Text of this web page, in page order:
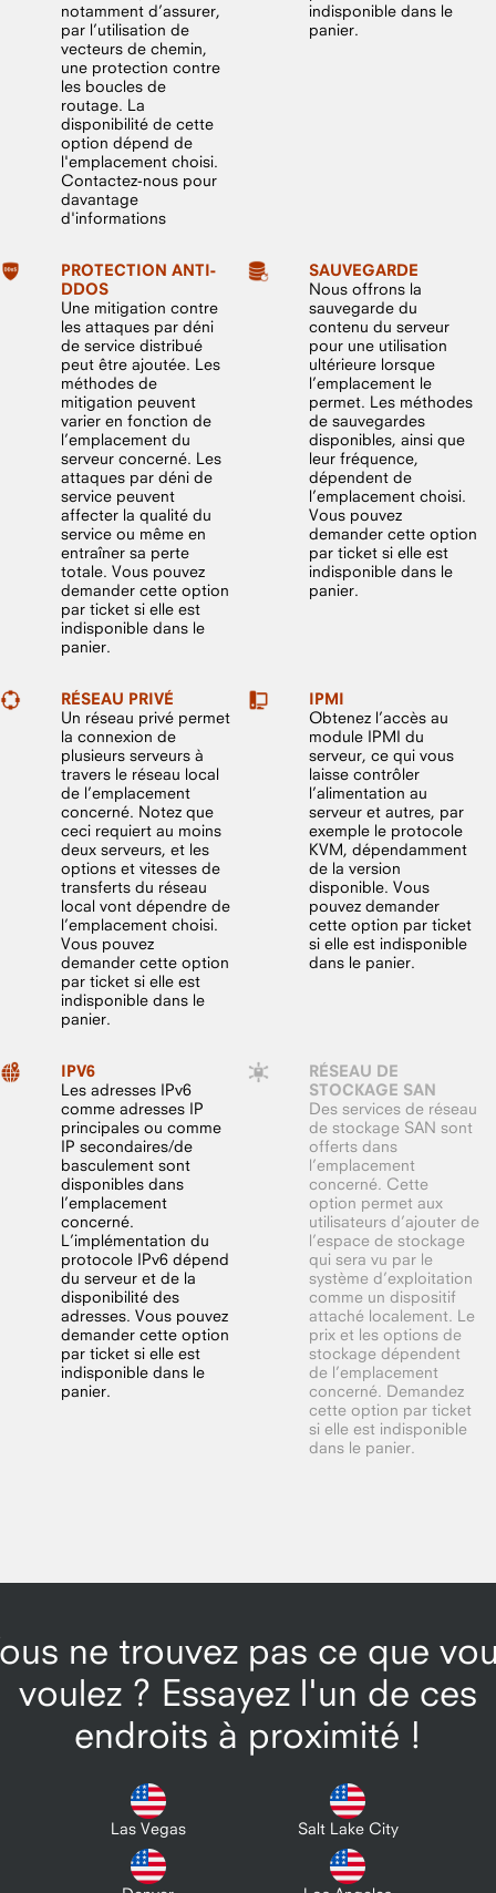
notamment d’assurer,
par l’utilisation de
vecteurs de chemin,
une protection contre
les boucles de
routage. La
disponibilité de cette
option dépend de
l'emplacement choisi.
Contactez-nous pour
davantage
d'informations
indisponible dans le
panier.
PROTECTION ANTI-
DDOS
Une mitigation contre
les attaques par déni
de service distribué
peut être ajoutée. Les
méthodes de
mitigation peuvent
varier en fonction de
l’emplacement du
serveur concerné. Les
attaques par déni de
service peuvent
affecter la qualité du
service ou même en
entraîner sa perte
totale. Vous pouvez
demander cette option
par ticket si elle est
indisponible dans le
panier.
SAUVEGARDE
Nous offrons la
sauvegarde du
contenu du serveur
pour une utilisation
ultérieure lorsque
l’emplacement le
permet. Les méthodes
de sauvegardes
disponibles, ainsi que
leur fréquence,
dépendent de
l’emplacement choisi.
Vous pouvez
demander cette option
par ticket si elle est
indisponible dans le
panier.
RÉSEAU PRIVÉ
Un réseau privé permet
la connexion de
plusieurs serveurs à
travers le réseau local
de l’emplacement
concerné. Notez que
ceci requiert au moins
deux serveurs, et les
options et vitesses de
transferts du réseau
local vont dépendre de
l’emplacement choisi.
Vous pouvez
demander cette option
par ticket si elle est
indisponible dans le
panier.
IPMI
Obtenez l’accès au
module IPMI du
serveur, ce qui vous
laisse contrôler
l’alimentation au
serveur et autres, par
exemple le protocole
KVM, dépendamment
de la version
disponible. Vous
pouvez demander
cette option par ticket
si elle est indisponible
dans le panier.
IPV6
Les adresses IPv6
comme adresses IP
principales ou comme
IP secondaires/de
basculement sont
disponibles dans
l’emplacement
concerné.
L’implémentation du
protocole IPv6 dépend
du serveur et de la
disponibilité des
adresses. Vous pouvez
demander cette option
par ticket si elle est
indisponible dans le
panier.
RÉSEAU DE
STOCKAGE SAN
Des services de réseau
de stockage SAN sont
offerts dans
l’emplacement
concerné. Cette
option permet aux
utilisateurs d’ajouter de
l’espace de stockage
qui sera vu par le
système d’exploitation
comme un dispositif
attaché localement. Le
prix et les options de
stockage dépendent
de l’emplacement
concerné. Demandez
cette option par ticket
si elle est indisponible
dans le panier.
ne trouvez pas ce que
voulez ? Essayez l'un de ces
endroits à proximité !
Las Vegas Salt Lake City